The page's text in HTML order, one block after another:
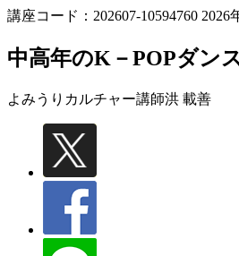
講座コード：202607-10594760 2026
中高年のK－POPダン
よみうりカルチャー講師洪 載善